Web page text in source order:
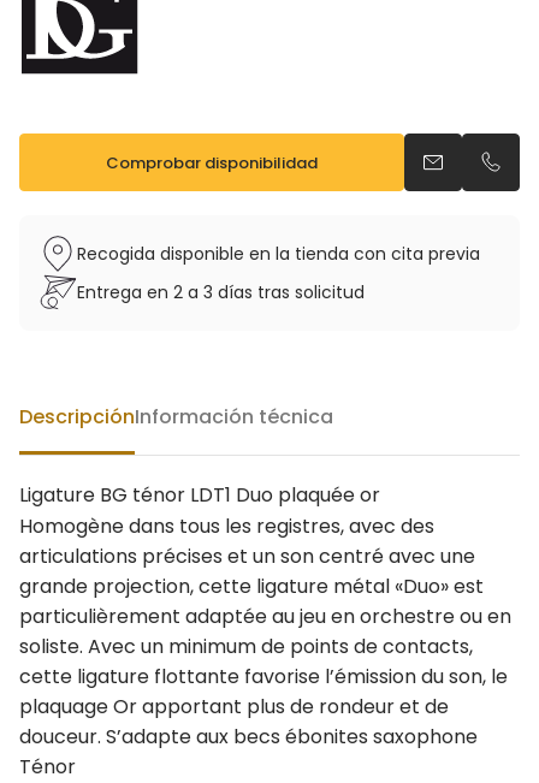
Comprobar disponibilidad Enviar un
Recogida disponible en la tienda con cita previa
Entrega en 2 a 3 días tras solicitud
DescripciónInformación técnica
Ligature BG ténor LDT1 Duo plaquée or
Homogène dans tous les registres, avec des
articulations précises et un son centré avec une
grande projection, cette ligature métal «Duo» est
particulièrement adaptée au jeu en orchestre ou en
soliste. Avec un minimum de points de contacts,
cette ligature flottante favorise l’émission du son, le
plaquage Or apportant plus de rondeur et de
douceur. S’adapte aux becs ébonites saxophone
Ténor